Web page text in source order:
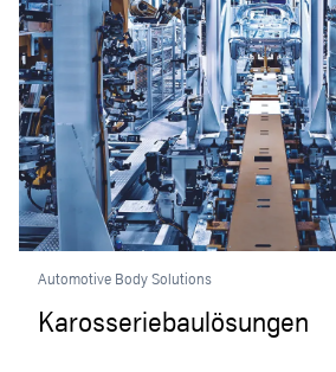
Automotive Body Solutions
Karosseriebaulösungen